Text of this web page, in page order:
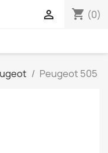
shopping_cart (0)

Peugeot 505